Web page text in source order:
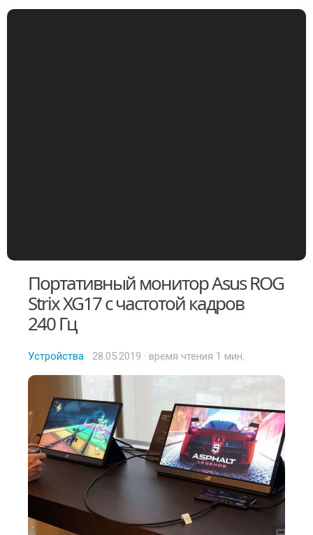
Портативный монитор Asus ROG
Strix XG17 с частотой кадров
240 Гц
Устройства
Posted
28.05.2019 · время чтения 1 мин.